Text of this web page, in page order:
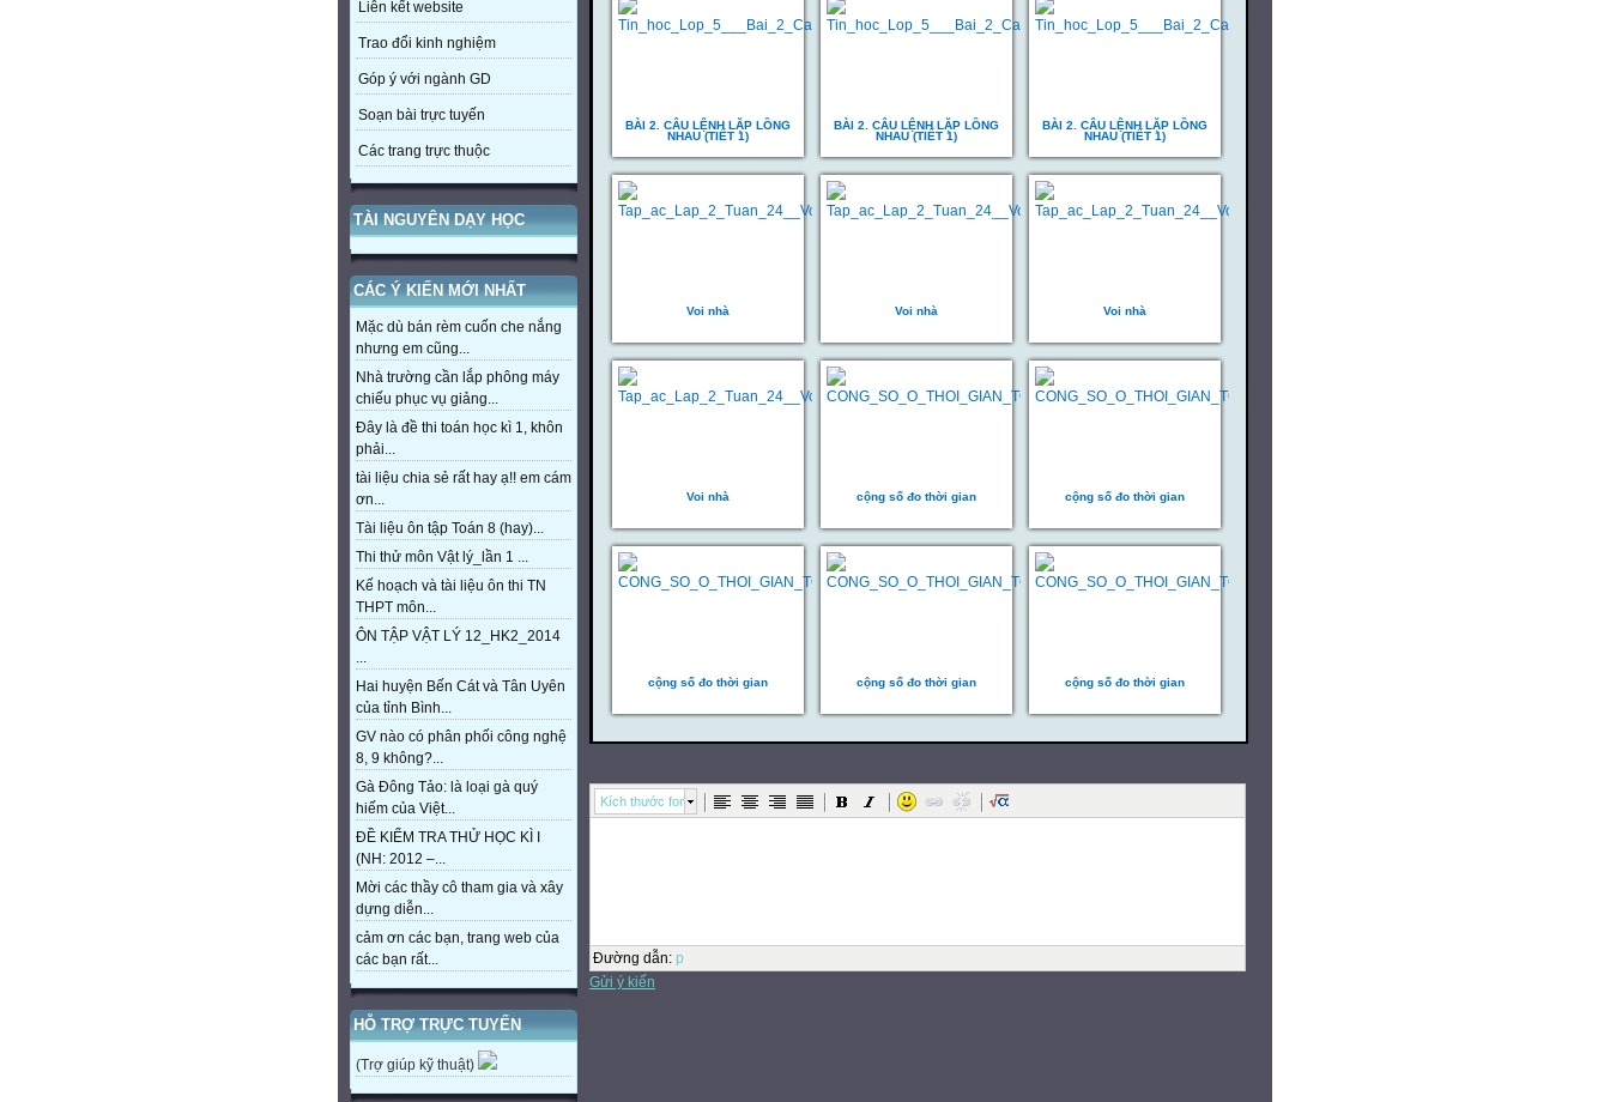
Liên kết website
Trao đổi kinh nghiệm
Góp ý với ngành GD
Soạn bài trực tuyến
Các trang trực thuộc
TÀI NGUYÊN DẠY HỌC
CÁC Ý KIẾN MỚI NHẤT
Mặc dù bán rèm cuốn che nắng
nhưng em cũng...
Nhà trường cần lắp phông máy
chiếu phục vụ giảng...
Đây là đề thi toán học kì 1, khôn
phải...
tài liệu chia sẻ rất hay ạ!! em cám
ơn...
Tài liệu ôn tập Toán 8 (hay)...
Thi thử môn Vật lý_lần 1 ...
Kế hoạch và tài liệu ôn thi TN
THPT môn...
ÔN TẬP VẬT LÝ 12_HK2_2014
...
Hai huyện Bến Cát và Tân Uyên
của tỉnh Bình...
GV nào có phân phối công nghệ
8, 9 không?...
Gà Đông Tảo: là loại gà quý
hiếm của Việt...
ĐỀ KIỂM TRA THỬ HỌC KÌ I
(NH: 2012 –...
Mời các thầy cô tham gia và xây
dựng diễn...
cảm ơn các bạn, trang web của
các bạn rất...
HỖ TRỢ TRỰC TUYẾN
(Trợ giúp kỹ thuật)
BÀI 2. CÂU LỆNH LẶP LỒNG
NHAU (TIẾT 1)
BÀI 2. CÂU LỆNH LẶP LỒNG
NHAU (TIẾT 1)
BÀI 2. CÂU LỆNH LẶP LỒNG
NHAU (TIẾT 1)
Voi nhà Voi nhà Voi nhà
Voi nhà cộng số đo thời gian cộng số đo thời gian
cộng số đo thời gian cộng số đo thời gian cộng số đo thời gian
Kích thước font
Đường dẫn: p
Gửi ý kiến